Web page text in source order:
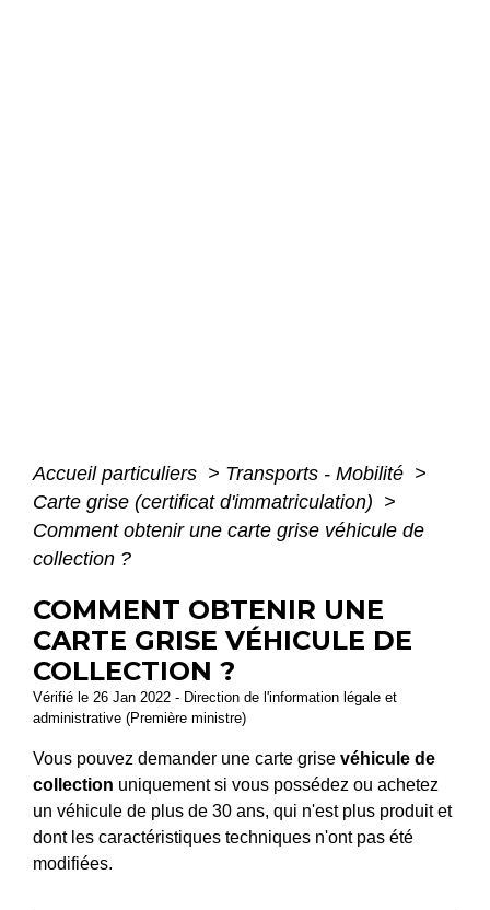
Accueil particuliers > Transports - Mobilité >
Carte grise (certificat d'immatriculation) >
Comment obtenir une carte grise véhicule de
collection ?
COMMENT OBTENIR UNE
CARTE GRISE VÉHICULE DE
COLLECTION ?
Vérifié le 26 Jan 2022 - Direction de l'information légale et
administrative (Première ministre)
Vous pouvez demander une carte grise véhicule de
collection uniquement si vous possédez ou achetez
un véhicule de plus de 30 ans, qui n'est plus produit et
dont les caractéristiques techniques n'ont pas été
modifiées.